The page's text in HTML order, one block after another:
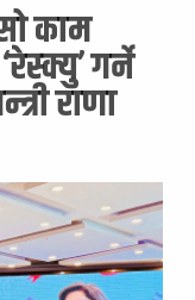
काम
गर्ने
राणा